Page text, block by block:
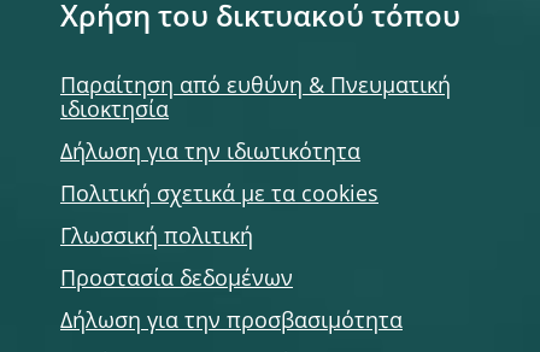
Χρήση του δικτυακού τόπου
Παραίτηση από ευθύνη & Πνευματική
ιδιοκτησία
Δήλωση για την ιδιωτικότητα
Πολιτική σχετικά με τα cookies
Γλωσσική πολιτική
Προστασία δεδομένων
Δήλωση για την προσβασιμότητα